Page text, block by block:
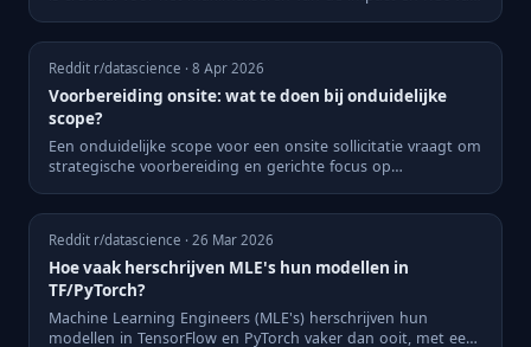
Reddit r/datascience · 8 Apr 2026
Voorbereiding onsite: wat te doen bij onduidelijke
scope?
Een onduidelijke scope voor een onsite sollicitatie vraagt om
strategische voorbereiding en gerichte focus op
Reddit r/datascience · 26 Mar 2026
Hoe vaak herschrijven MLE's hun modellen in
TF/PyTorch?
Machine Learning Engineers (MLE's) herschrijven hun
modellen in TensorFlow en PyTorch vaker dan ooit, met een